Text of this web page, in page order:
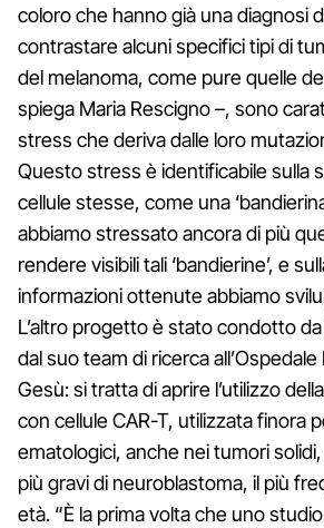
coloro che hanno già una diagnosi
contrastare alcuni specifici tipi di
del melanoma, come pure quelle
spiega Maria Rescigno –, sono
stress che deriva dalle loro
Questo stress è identificabile sulla
cellule stesse, come una
abbiamo stressato ancora di più
rendere visibili tali ‘bandierine’, e
informazioni ottenute abbiamo
L’altro progetto è stato condotto
dal suo team di ricerca
Gesù: si tratta di aprire l’utilizzo
con cellule CAR-T, utilizzata finora
ematologici, anche nei tumori
più gravi di neuroblastoma, il più
età. “È la prima volta che uno